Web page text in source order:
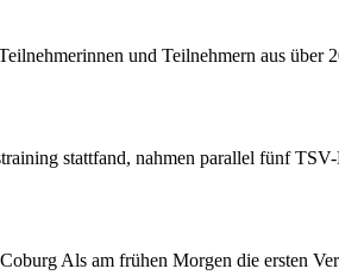
und Teilnehmern aus über
stattfand, nahmen parallel fünf
Als am frühen Morgen die ersten